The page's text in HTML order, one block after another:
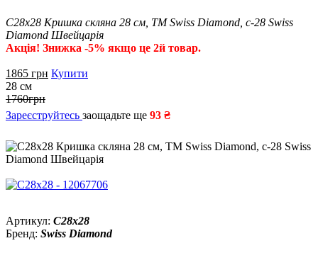
С28х28 Кришка скляна 28 см, ТМ Swiss Diamond, c-28 Swiss
Diamond Швейцарія
Акція! Знижка -5% якщо це 2й товар.
1865 грн Купити
28 см
1760грн
Зареєструйтесь заощадьте ще 93 ₴
Артикул: С28х28
Бренд: Swiss Diamond